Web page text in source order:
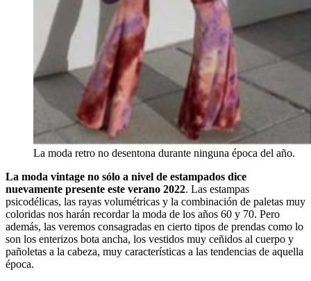
La moda retro no desentona durante ninguna época del año.
La moda vintage no sólo a nivel de estampados dice
nuevamente presente este verano 2022. Las estampas
psicodélicas, las rayas volumétricas y la combinación de paletas muy
coloridas nos harán recordar la moda de los años 60 y 70. Pero
además, las veremos consagradas en cierto tipos de prendas como lo
son los enterizos bota ancha, los vestidos muy ceñidos al cuerpo y
pañoletas a la cabeza, muy características a las tendencias de aquella
época.